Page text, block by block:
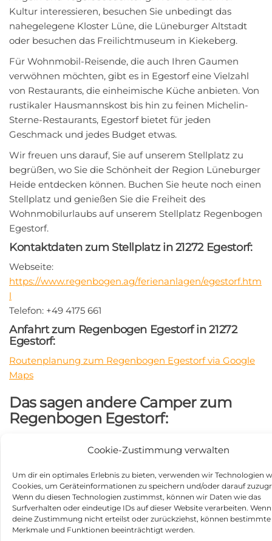
Cookie-Zustimmung verwalten
Um dir ein optimales Erlebnis zu bieten, verwenden wir Technologien
Cookies, um Geräteinformationen zu speichern und/oder darauf
Wenn du diesen Technologien zustimmst, können wir Daten wie das
Surfverhalten oder eindeutige IDs auf dieser Website verarbeiten.
deine Zustimmung nicht erteilst oder zurückziehst, können bestimmte
Merkmale und Funktionen beeinträchtigt werden.
Kultur interessieren, besuchen Sie unbedingt das
nahegelegene Kloster Lüne, die Lüneburger Altstadt
oder besuchen das Freilichtmuseum in Kiekeberg.
Für Wohnmobil-Reisende, die auch Ihren Gaumen
verwöhnen möchten, gibt es in Egestorf eine Vielzahl
von Restaurants, die einheimische Küche anbieten. Von
rustikaler Hausmannskost bis hin zu feinen Michelin-
Sterne-Restaurants, Egestorf bietet für jeden
Geschmack und jedes Budget etwas.
Wir freuen uns darauf, Sie auf unserem Stellplatz zu
begrüßen, wo Sie die Schönheit der Region Lüneburger
Heide entdecken können. Buchen Sie heute noch einen
Stellplatz und genießen Sie die Freiheit des
Wohnmobilurlaubs auf unserem Stellplatz Regenbogen
Egestorf.
Kontaktdaten zum Stellplatz in 21272 Egestorf:
Webseite:
https://www.regenbogen.ag/ferienanlagen/egestorf.htm
l
Telefon: +49 4175 661
Anfahrt zum Regenbogen Egestorf in 21272
Egestorf:
Routenplanung zum Regenbogen Egestorf via Google
Maps
Das sagen andere Camper zum
Regenbogen Egestorf:
Anzahl der Bewertungen und Erfahrungsberichte:
zum Wohnmobilstellplatz Regenbogen Egestorf:
https://search.google.com/local/writereview?
placeid=ChIJg4Fd92_HsUcRS26B7WD8MZA
Beitragsnavigation
Vorheriger
ZURÜCK